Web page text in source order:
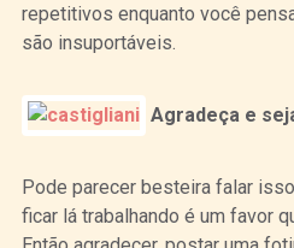
repetitivos enquanto você
são insuportáveis.
Agradeça e
Pode parecer besteira falar
ficar lá trabalhando é um favor